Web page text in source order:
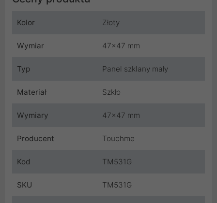
Kolor Złoty
Wymiar 47x47 mm
Typ Panel szklany mały
Materiał Szkło
Wymiary 47x47 mm
Producent Touchme
Kod TM531G
SKU TM531G